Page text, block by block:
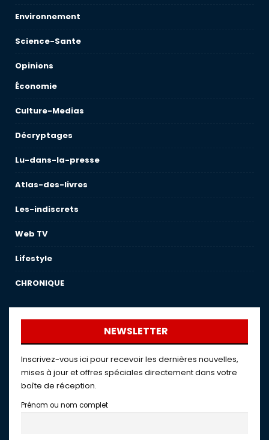
Environnement
Science-Sante
Opinions
Économie
Culture-Medias
Décryptages
Lu-dans-la-presse
Atlas-des-livres
Les-indiscrets
Web TV
Lifestyle
CHRONIQUE
NEWSLETTER
Inscrivez-vous ici pour recevoir les dernières nouvelles,
mises à jour et offres spéciales directement dans votre
boîte de réception.
Prénom ou nom complet